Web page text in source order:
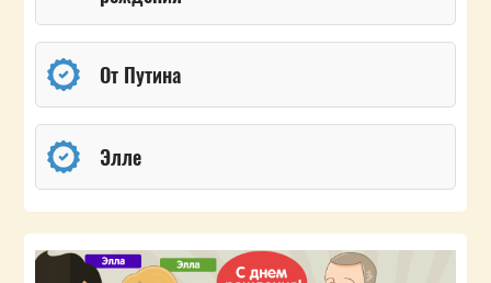
От Путина
Элле